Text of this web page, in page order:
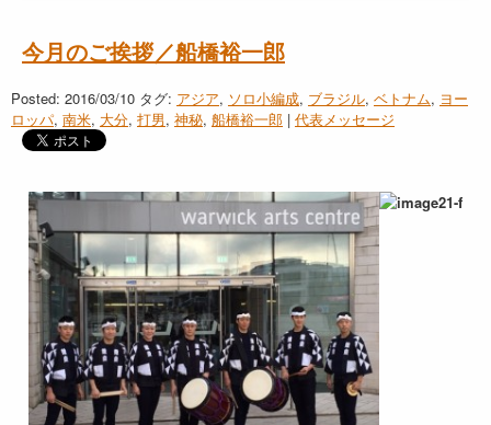
今月のご挨拶／船橋裕一郎
Posted: 2016/03/10 タグ: アジア, ソロ小編成, ブラジル, ベトナム, ヨー
ロッパ, 南米, 大分, 打男, 神秘, 船橋裕一郎 | 代表メッセージ